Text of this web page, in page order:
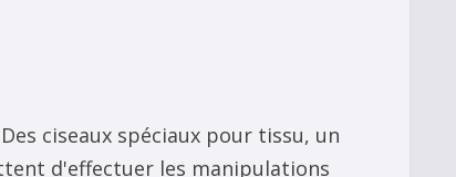
ciseaux spéciaux pour tissu, un
d'effectuer les manipulations